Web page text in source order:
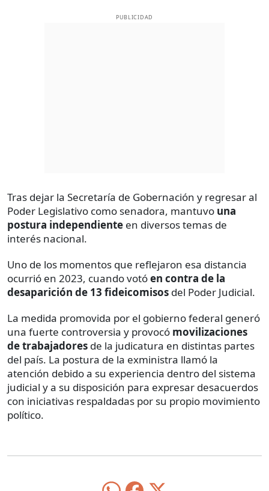
PUBLICIDAD
Tras dejar la Secretaría de Gobernación y regresar al
Poder Legislativo como senadora, mantuvo una
postura independiente en diversos temas de
interés nacional.
Uno de los momentos que reflejaron esa distancia
ocurrió en 2023, cuando votóen contra de la
desaparición de 13 fideicomisos del Poder Judicial.
La medida promovida por el gobierno federal generó
una fuerte controversia y provocó movilizaciones
de trabajadores de la judicatura en distintas partes
del país. La postura de la exministra llamó la
atención debido a su experiencia dentro del sistema
judicial y a su disposición para expresar desacuerdos
con iniciativas respaldadas por su propio movimiento
político.